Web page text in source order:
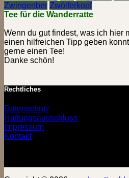
Zwingenber Zwölferkopf
Tee für die Wanderratte
Wenn du gut findest, was ich hier
einen hilfreichen Tipp geben
gerne einen Tee!
Danke schön!
Rechtliches
Datenschutz
Haftungsausschluss
Impressum
Kontakt